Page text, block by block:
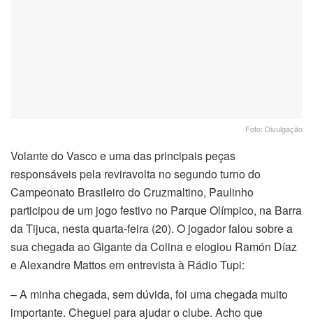
Foto: Divulgação
Volante do Vasco e uma das principais peças
responsáveis pela reviravolta no segundo turno do
Campeonato Brasileiro do Cruzmaltino, Paulinho
participou de um jogo festivo no Parque Olímpico, na Barra
da Tijuca, nesta quarta-feira (20). O jogador falou sobre a
sua chegada ao Gigante da Colina e elogiou Ramón Díaz
e Alexandre Mattos em entrevista à Rádio Tupi:
– A minha chegada, sem dúvida, foi uma chegada muito
importante. Cheguei para ajudar o clube. Acho que